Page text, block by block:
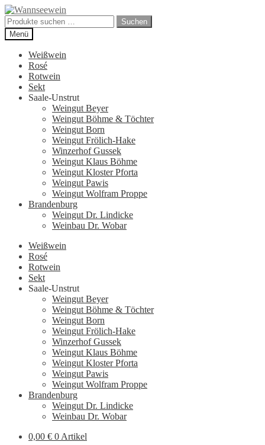
Zur
Navigation
springen
Zum
Inhalt
springen
Suchen
nach:
Suchen
Menü
Weißwein
Rosé
Rotwein
Sekt
Saale-Unstrut
Weingut Beyer
Weingut Böhme & Töchter
Weingut Born
Weingut Frölich-Hake
Winzerhof Gussek
Weingut Klaus Böhme
Weingut Kloster Pforta
Weingut Pawis
Weingut Wolfram Proppe
Brandenburg
Weingut Dr. Lindicke
Weinbau Dr. Wobar
Weißwein
Rosé
Rotwein
Sekt
Saale-Unstrut
Weingut Beyer
Weingut Böhme & Töchter
Weingut Born
Weingut Frölich-Hake
Winzerhof Gussek
Weingut Klaus Böhme
Weingut Kloster Pforta
Weingut Pawis
Weingut Wolfram Proppe
Brandenburg
Weingut Dr. Lindicke
Weinbau Dr. Wobar
0,00 € 0 Artikel